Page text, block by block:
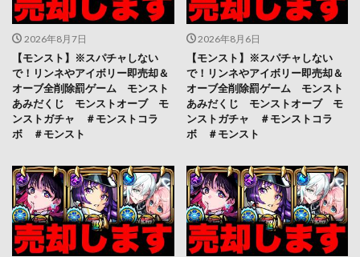
2026年8月7日
【モンスト】※スパチャしない
で！リンネやアイボリー即売却＆
オーブ全削除罰ゲーム モンスト
あみだくじ モンストオーブ モ
ンストガチャ ＃モンストコラ
ボ ＃モンスト
2026年8月6日
【モンスト】※スパチャしない
で！リンネやアイボリー即売却＆
オーブ全削除罰ゲーム モンスト
あみだくじ モンストオーブ モ
ンストガチャ ＃モンストコラ
ボ ＃モンスト